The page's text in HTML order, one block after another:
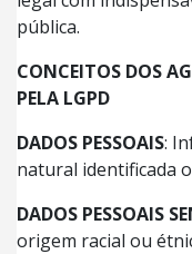
pública.
CONCEITOS DOS
PELA LGPD
DADOS PESSOAIS:
natural identificada
DADOS PESSOAIS
origem racial ou